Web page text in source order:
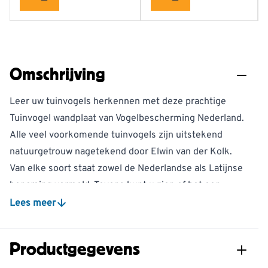
Omschrijving
Leer uw tuinvogels herkennen met deze prachtige
Tuinvogel wandplaat van Vogelbescherming Nederland.
Alle veel voorkomende tuinvogels zijn uitstekend
natuurgetrouw nagetekend door Elwin van der Kolk.
Van elke soort staat zowel de Nederlandse als Latijnse
benaming vermeld. Tevens kunt u zien of het een
jaargast of trekvogel is en indien nodig een man of
een ronde houten lat. Aan de bovenkant heeft het een
Lees meer
Productgegevens